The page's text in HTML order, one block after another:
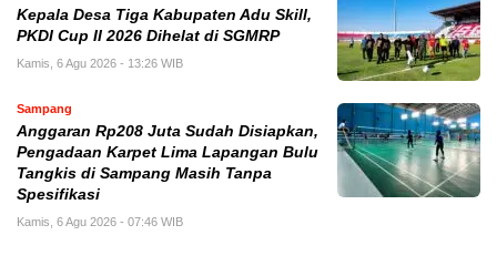
Kepala Desa Tiga Kabupaten Adu Skill,
PKDI Cup II 2026 Dihelat di SGMRP
Kamis, 6 Agu 2026 - 13:26 WIB
Sampang
Anggaran Rp208 Juta Sudah Disiapkan,
Pengadaan Karpet Lima Lapangan Bulu
Tangkis di Sampang Masih Tanpa
Spesifikasi
Kamis, 6 Agu 2026 - 07:46 WIB